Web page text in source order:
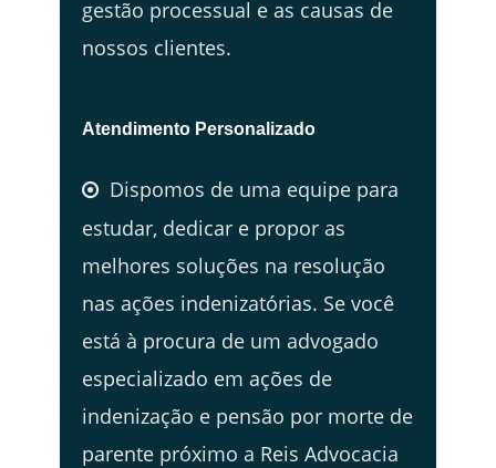
gestão processual e as causas de
nossos clientes.
Atendimento Personalizado
Dispomos de uma equipe para
estudar, dedicar e propor as
melhores soluções na resolução
nas ações indenizatórias. Se você
está à procura de um advogado
especializado em ações de
indenização e pensão por morte de
parente próximo a Reis Advocacia